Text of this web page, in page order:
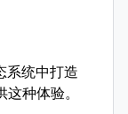
系统中打造
种体验。